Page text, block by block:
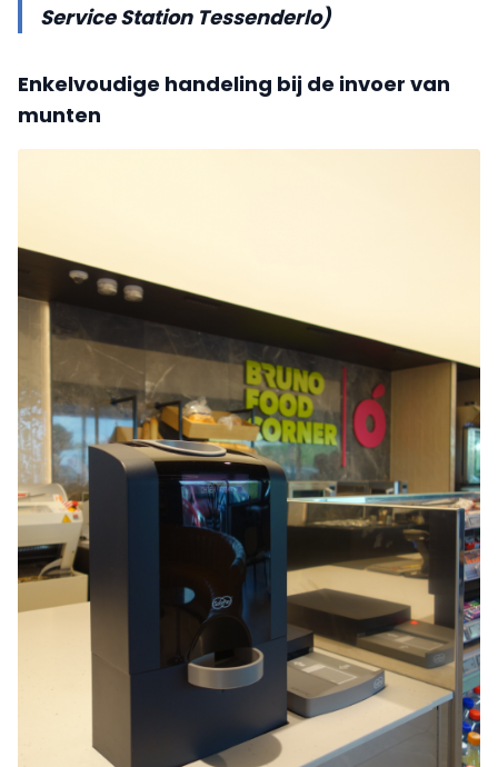
Service Station Tessenderlo)
Enkelvoudige handeling bij de invoer van
munten